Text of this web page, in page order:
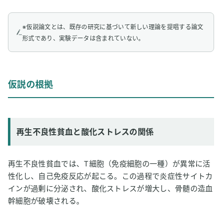
※仮説論文とは、既存の研究に基づいて新しい理論を提唱する論文
形式であり、実験データは含まれていない。
仮説の根拠
再生不良性貧血と酸化ストレスの関係
再生不良性貧血では、T細胞（免疫細胞の一種）が異常に活
性化し、自己免疫反応が起こる。この過程で炎症性サイトカ
インが過剰に分泌され、酸化ストレスが増大し、骨髄の造血
幹細胞が破壊される。